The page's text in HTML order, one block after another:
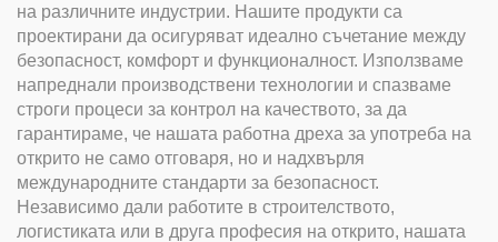
на различните индустрии. Нашите продукти са
проектирани да осигуряват идеално съчетание между
безопасност, комфорт и функционалност. Използваме
напреднали производствени технологии и спазваме
строги процеси за контрол на качеството, за да
гарантираме, че нашата работна дреха за употреба на
открито не само отговаря, но и надхвърля
международните стандарти за безопасност.
Независимо дали работите в строителството,
логистиката или в друга професия на открито, нашата